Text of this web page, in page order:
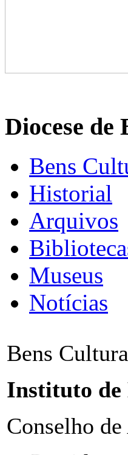
Diocese de
Bens
Historial
Arquivos
Museus
Notícias
Bens
Instituto
Conselho